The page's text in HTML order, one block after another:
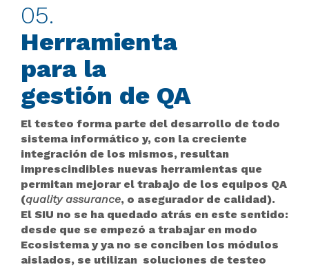
05.
Herramienta
para la
gestión de QA
El testeo forma parte del desarrollo de todo
sistema informático y, con la creciente
integración de los mismos, resultan
imprescindibles nuevas herramientas que
permitan mejorar el trabajo de los equipos QA
(quality assurance, o asegurador de calidad).
El SIU no se ha quedado atrás en este sentido:
desde que se empezó a trabajar en modo
Ecosistema y ya no se conciben los módulos
aislados, se utilizan soluciones de testeo